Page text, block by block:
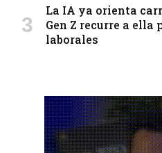
La IA ya orienta
Gen Z recurre a
laborales